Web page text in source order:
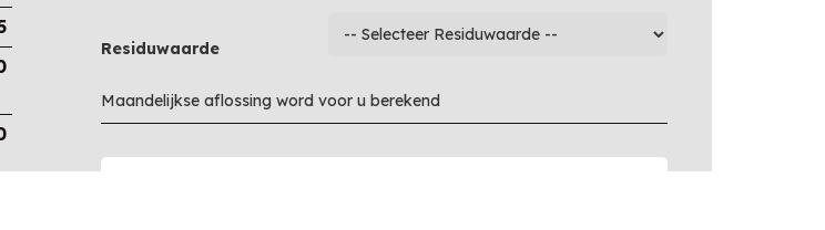
Residuwaarde
Maandelijkse aflossing word voor u berekend